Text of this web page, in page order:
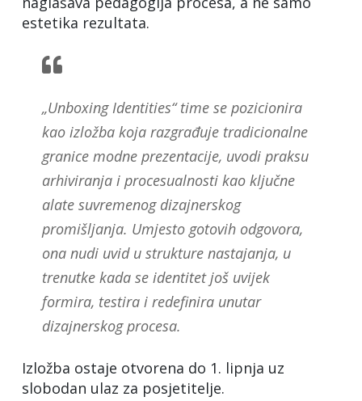
estetika rezultata.
„Unboxing Identities“ time se pozicionira
kao izložba koja razgrađuje tradicionalne
granice modne prezentacije, uvodi praksu
arhiviranja i procesualnosti kao ključne
alate suvremenog dizajnerskog
promišljanja. Umjesto gotovih odgovora,
ona nudi uvid u strukture nastajanja, u
trenutke kada se identitet još uvijek
formira, testira i redefinira unutar
dizajnerskog procesa.
Izložba ostaje otvorena do 1. lipnja uz
slobodan ulaz za posjetitelje.